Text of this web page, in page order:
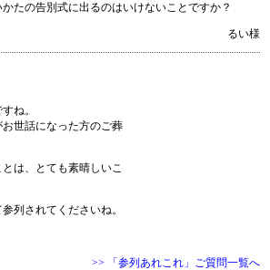
たの告別式に出るのはいけないことですか？
るい様
ね。
世話になった方のご葬
は、とても素晴しいこ
列されてくださいね。
>> 「参列あれこれ」ご質問一覧へ